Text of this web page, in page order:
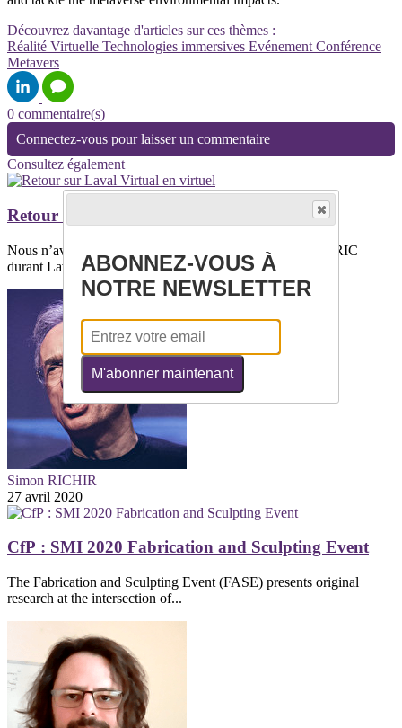
Découvrez davantage d'articles sur ces thèmes :
Réalité Virtuelle Technologies immersives Evénement Conférence
Metavers
0 commentaire(s)
Connectez-vous pour laisser un commentaire
Consultez également
Retour sur Laval Virtual en virtuel
Nous n’avons jamais rassemblé autant de participant au VRIC
durant Laval Virtual !Les chiffres...
Simon RICHIR
27 avril 2020
CfP : SMI 2020 Fabrication and Sculpting Event
The Fabrication and Sculpting Event (FASE) presents original
research at the intersection of...
ABONNEZ-VOUS À
NOTRE NEWSLETTER
M'abonner maintenant